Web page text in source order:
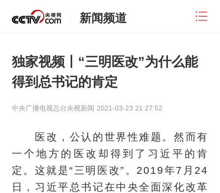
新闻频道
独家视频丨“三明医改”为什么能
得到总书记的肯定
中央广播电视总台央视新闻 2021-03-23 21:27:52
医改，公认的世界性难题。然而有
一个地方的医改却得到了习近平的肯
定。这就是“三明医改”。2019年7月24
日，习近平总书记在中央全面深化改革